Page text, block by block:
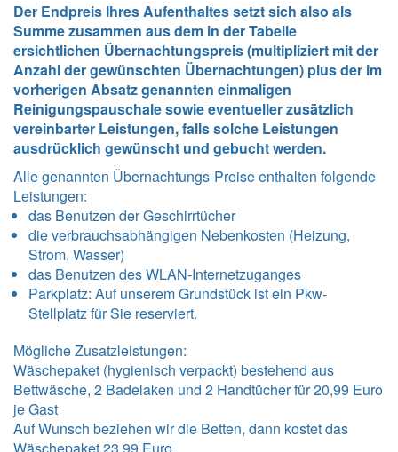
Der Endpreis Ihres Aufenthaltes setzt sich also als
Summe zusammen aus dem in der Tabelle
ersichtlichen Übernachtungspreis (multipliziert mit der
Anzahl der gewünschten Übernachtungen) plus der im
vorherigen Absatz genannten einmaligen
Reinigungspauschale sowie eventueller zusätzlich
vereinbarter Leistungen, falls solche Leistungen
ausdrücklich gewünscht und gebucht werden.
Alle genannten Übernachtungs-Preise enthalten folgende
Leistungen:
das Benutzen der Geschirrtücher
die verbrauchsabhängigen Nebenkosten (Heizung,
Strom, Wasser)
das Benutzen des WLAN-Internetzuganges
Parkplatz: Auf unserem Grundstück ist ein Pkw-
Stellplatz für Sie reserviert.
Mögliche Zusatzleistungen:
Wäschepaket (hygienisch verpackt) bestehend aus
Bettwäsche, 2 Badelaken und 2 Handtücher für 20,99 Euro
je Gast
Auf Wunsch beziehen wir die Betten, dann kostet das